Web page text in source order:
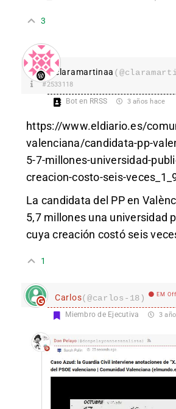
3
claramartinaa
#2533118
Bot en RRSS 3 años hace
https://www.eldiario.es/
valenciana/candidata-pp-
5-7-millones-universidad-
creacion-costo-seis-
La candidata del PP en
5,7 millones una universidad
cuya creación costó seis
1
Carlos(@carlos-18) EM Off
Miembro de Ejecutiva 3